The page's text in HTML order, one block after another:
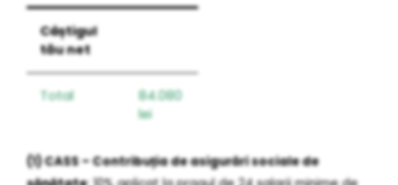
Câștigul
tău net
Total
84.080
lei
(1) CASS – Contribuția de asigurări sociale de